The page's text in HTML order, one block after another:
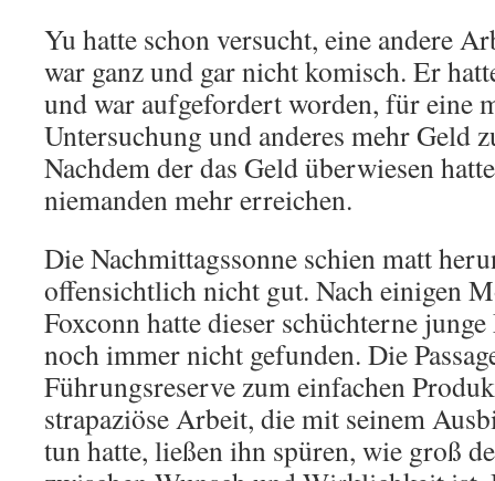
Yu hatte schon versucht, eine andere
war ganz und gar nicht komisch. Er
und war aufgefordert worden, für eine
Untersuchung und anderes mehr Geld
Nachdem der das Geld überwiesen
niemanden mehr erreichen.
Die Nachmittagssonne schien matt
offensichtlich nicht gut. Nach einigen
Foxconn hatte dieser schüchterne
noch immer nicht gefunden. Die
Führungsreserve zum einfachen
strapaziöse Arbeit, die mit seinem
tun hatte, ließen ihn spüren, wie groß